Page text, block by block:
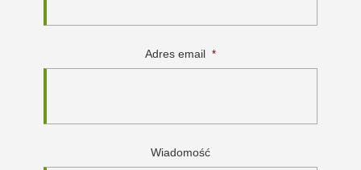
Adres email *
Wiadomość